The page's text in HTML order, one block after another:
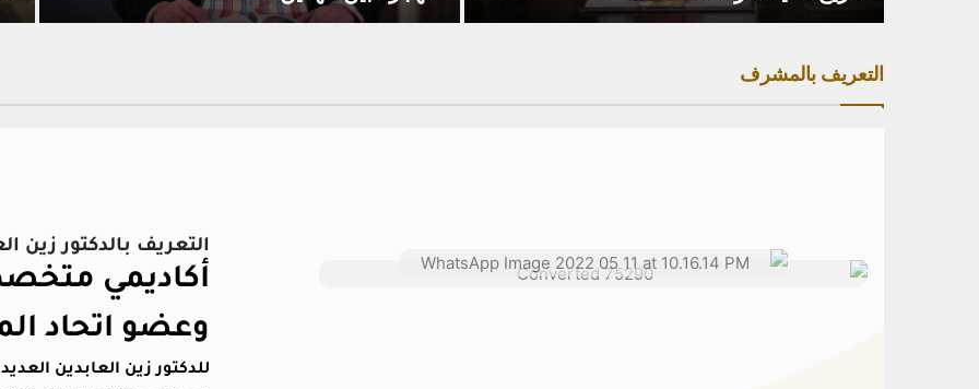
التعريف بالمشرف
التعريف بالدكتور زين
أكاديمي
وعضو اتحاد
للدكتور زين العابدين